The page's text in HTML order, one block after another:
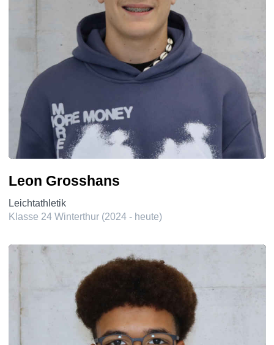
Leon Grosshans
Leichtathletik
Klasse 24 Winterthur (2024 - heute)